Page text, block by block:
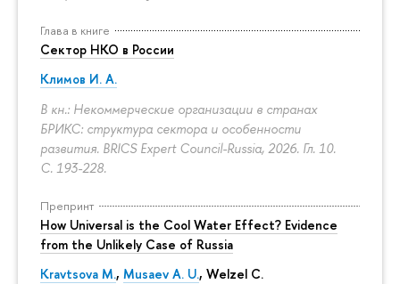
Глава в книге
Сектор НКО в России
Климов И. А.
В кн.: Некоммерческие организации в странах
БРИКС: структура сектора и особенности
развития. BRICS Expert Council-Russia, 2026. Гл. 10.
С. 193-228.
Препринт
How Universal is the Cool Water Effect? Evidence
from the Unlikely Case of Russia
Kravtsova M., Musaev A. U., Welzel C.